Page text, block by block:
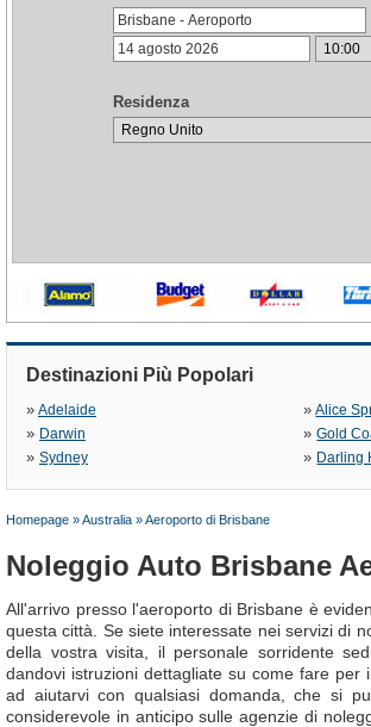
Residenza
Destinazioni Più Popolari
» Adelaide »Alice
» Darwin »Gold
» Sydney » Darling
Homepage »Australia »Aeroporto di Brisbane
Noleggio Auto Brisbane
All'arrivo presso l'aeroporto di Brisbane è
questa città. Se siete interessate nei servizi di
della vostra visita, il personale sorridente
dandovi istruzioni dettagliate su come fare
ad aiutarvi con qualsiasi domanda, che si
considerevole in anticipo sulle agenzie di